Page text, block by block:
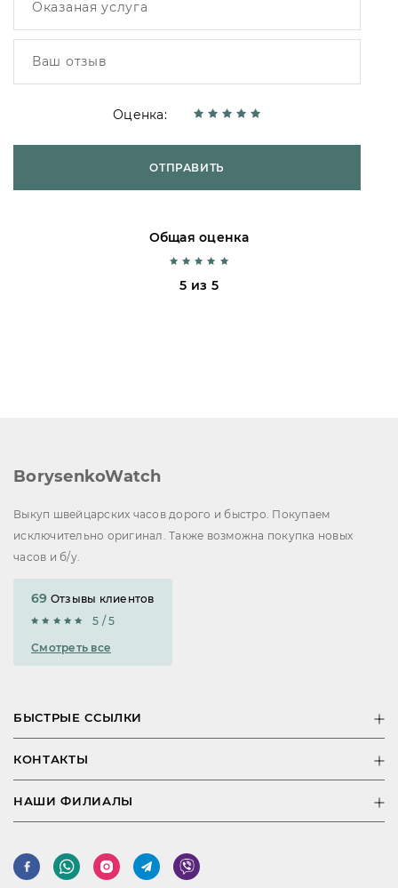
Оценка:
ОТПРАВИТЬ
Общая оценка
5 из 5
BorysenkoWatch
Выкуп швейцарских часов дорого и быстро. Покупаем
исключительно оригинал. Также возможна покупка новых
часов и б/у.
69 Отзывы клиентов
5 / 5
Смотреть все
БЫСТРЫЕ ССЫЛКИ
КОНТАКТЫ
НАШИ ФИЛИАЛЫ